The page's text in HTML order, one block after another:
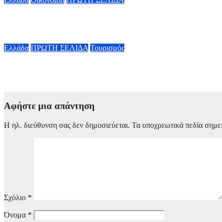
Ελλάδα ΠΡΩΤΗ ΣΕΛΙΔΑ Τουρισμός
Αφήστε μια απάντηση
Η ηλ. διεύθυνση σας δεν δημοσιεύεται. Τα υποχρεωτικά πεδία
Σχόλιο *
Όνομα *